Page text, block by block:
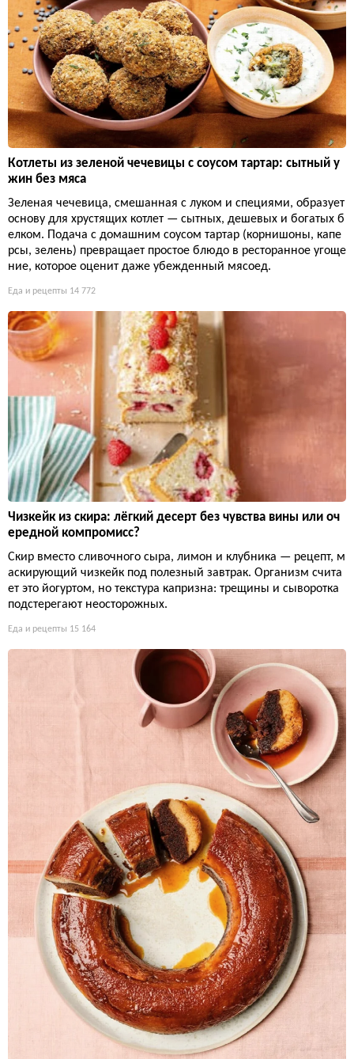
Котлеты из зеленой чечевицы с соусом тартар: сытный у
жин без мяса
Зеленая чечевица, смешанная с луком и специями, образует
основу для хрустящих котлет — сытных, дешевых и богатых б
елком. Подача с домашним соусом тартар (корнишоны, капе
рсы, зелень) превращает простое блюдо в ресторанное угоще
ние, которое оценит даже убежденный мясоед.
Еда и рецепты 14 772
Чизкейк из скира: лёгкий десерт без чувства вины или оч
ередной компромисс?
Скир вместо сливочного сыра, лимон и клубника — рецепт, м
аскирующий чизкейк под полезный завтрак. Организм счита
ет это йогуртом, но текстура капризна: трещины и сыворотка
подстерегают неосторожных.
Еда и рецепты 15 164